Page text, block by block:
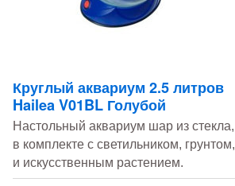
Круглый аквариум 2.5 литров
Hailea V01BL Голубой
Настольный аквариум шар из стекла,
в комплекте с светильником, грунтом,
и искусственным растением.